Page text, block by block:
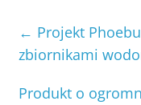
← Projekt
zbiornikami
Produkt o